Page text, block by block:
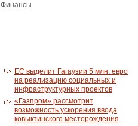
Финансы
ЕС выделит Гагаузии 5 млн. евро
на реализацию социальных и
инфраструктурных проектов
«Газпром» рассмотрит
возможность ускорения ввода
ковыктинского месторождения